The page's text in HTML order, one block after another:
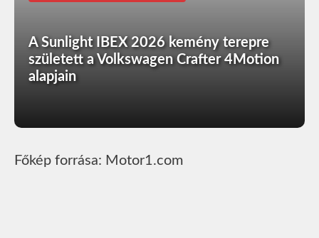
A Sunlight IBEX 2026 kemény terepre
született a Volkswagen Crafter 4Motion
alapjain
Főkép forrása: Motor1.com